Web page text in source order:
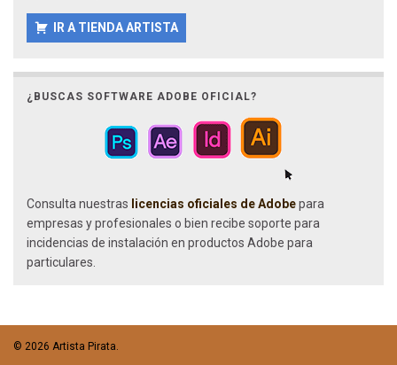
IR A TIENDA ARTISTA
¿BUSCAS SOFTWARE ADOBE OFICIAL?
Consulta nuestras licencias oficiales de Adobepara
empresas y profesionales o bien recibe soporte para
incidencias de instalación en productos Adobe para
particulares.
© 2026 Artista Pirata.